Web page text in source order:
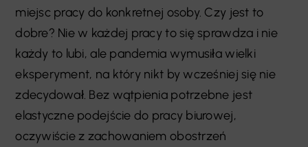
miejsc pracy do konkretnej osoby. Czy jest to
dobre? Nie w każdej pracy to się sprawdza i nie
każdy to lubi, ale pandemia wymusiła wielki
eksperyment, na który nikt by wcześniej się nie
zdecydował. Bez wątpienia potrzebne jest
elastyczne podejście do pracy biurowej,
oczywiście z zachowaniem obostrzeń